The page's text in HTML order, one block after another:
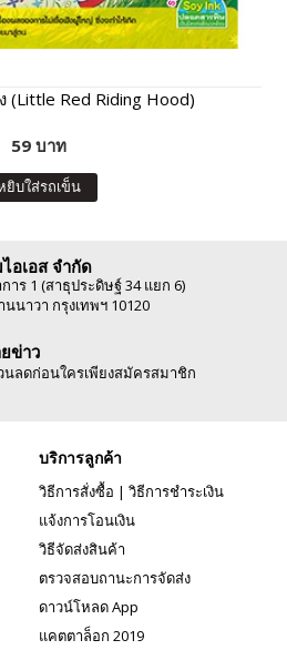
Red Riding Hood)
59 บาท
ยิบใส่รถเข็น
อเอส จำกัด
ร 1 (สาธุประดิษฐ์ 34 แยก 6)
นาวา กรุงเทพฯ 10120
ข่าว
ลดก่อนใครเพียงสมัครสมาชิก
บริการลูกค้า
วิธีการสั่งซื้อ | วิธีการชำระเงิน
แจ้งการโอนเงิน
วิธีจัดส่งสินค้า
ตรวจสอบถานะการจัดส่ง
ดาวน์โหลด App
แคตตาล็อก 2019